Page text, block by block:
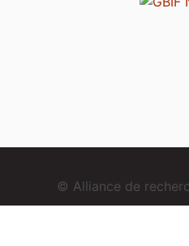
© Alliance de